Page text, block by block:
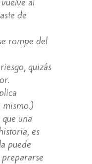
de
rompe del
quizás
una
es
puede